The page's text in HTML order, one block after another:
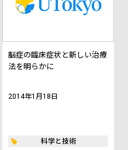
脳症の臨床症状と新しい治療
法を明らかに
2014年1月18日
科学と技術